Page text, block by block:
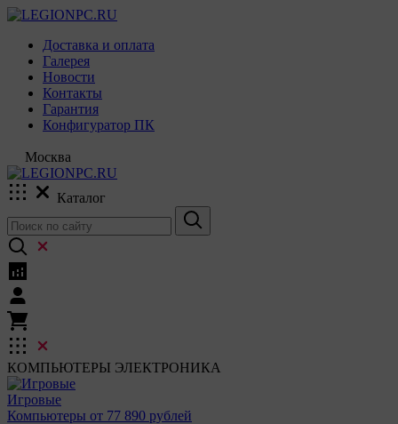
Доставка и оплата
Галерея
Новости
Контакты
Гарантия
Конфигуратор ПК
Москва
Каталог
КОМПЬЮТЕРЫ ЭЛЕКТРОНИКА
Игровые
Компьютеры от 77 890 рублей